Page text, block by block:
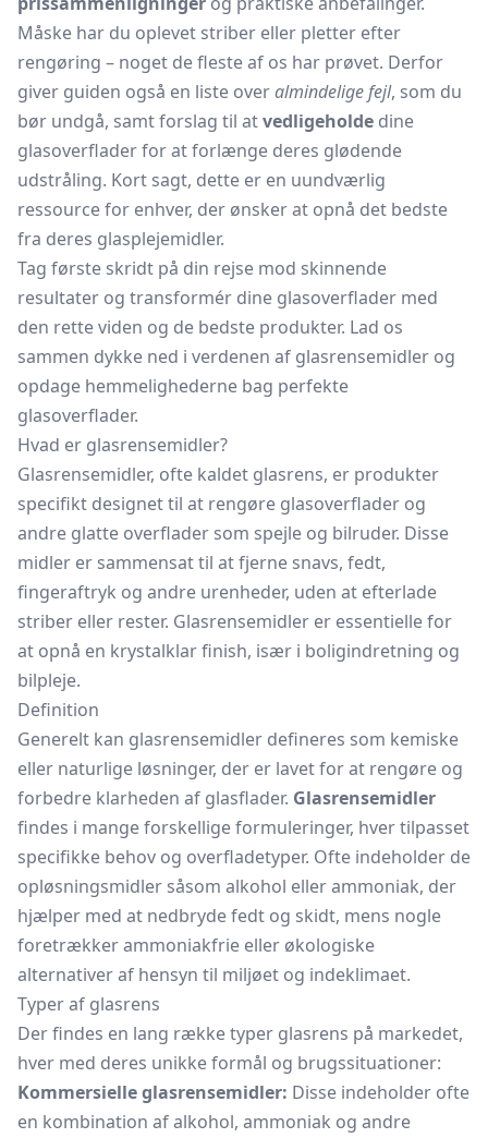
Måske har du oplevet striber eller pletter efter
rengøring – noget de fleste af os har prøvet. Derfor
giver guiden også en liste overalmindelige fejl, som du
bør undgå, samt forslag til atvedligeholde dine
glasoverflader for at forlænge deres glødende
udstråling. Kort sagt, dette er en uundværlig
ressource for enhver, der ønsker at opnå det bedste
fra deres glasplejemidler.
Tag første skridt på din rejse mod skinnende
resultater og transformér dine glasoverflader med
den rette viden og de bedste produkter. Lad os
sammen dykke ned i verdenen af glasrensemidler og
opdage hemmelighederne bag perfekte
glasoverflader.
Hvad er glasrensemidler?
Glasrensemidler, ofte kaldet glasrens, er produkter
specifikt designet til at rengøre glasoverflader og
andre glatte overflader som spejle og bilruder. Disse
midler er sammensat til at fjerne snavs, fedt,
fingeraftryk og andre urenheder, uden at efterlade
striber eller rester. Glasrensemidler er essentielle for
at opnå en krystalklar finish, især i boligindretning og
bilpleje.
Definition
Generelt kan glasrensemidler defineres som kemiske
eller naturlige løsninger, der er lavet for at rengøre og
forbedre klarheden af glasflader. Glasrensemidler
findes i mange forskellige formuleringer, hver tilpasset
specifikke behov og overfladetyper. Ofte indeholder de
opløsningsmidler såsom alkohol eller ammoniak, der
hjælper med at nedbryde fedt og skidt, mens nogle
foretrækker ammoniakfrie eller økologiske
alternativer af hensyn til miljøet og indeklimaet.
Typer af glasrens
Der findes en lang række typer glasrens på markedet,
hver med deres unikke formål og brugssituationer:
Kommersielle glasrensemidler: Disse indeholder ofte
en kombination af alkohol, ammoniak og andre